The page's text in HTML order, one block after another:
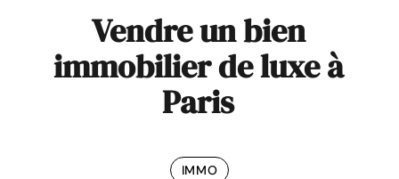
Vendre un bien
immobilier de luxe à
Paris
IMMO